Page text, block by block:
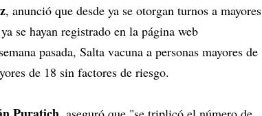
, anunció que desde ya se otorgan turnos a mayores
se hayan registrado en la página web
pasada, Salta vacuna a personas mayores de
de 18 sin factores de riesgo.